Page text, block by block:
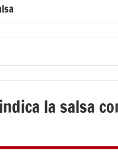
la salsa